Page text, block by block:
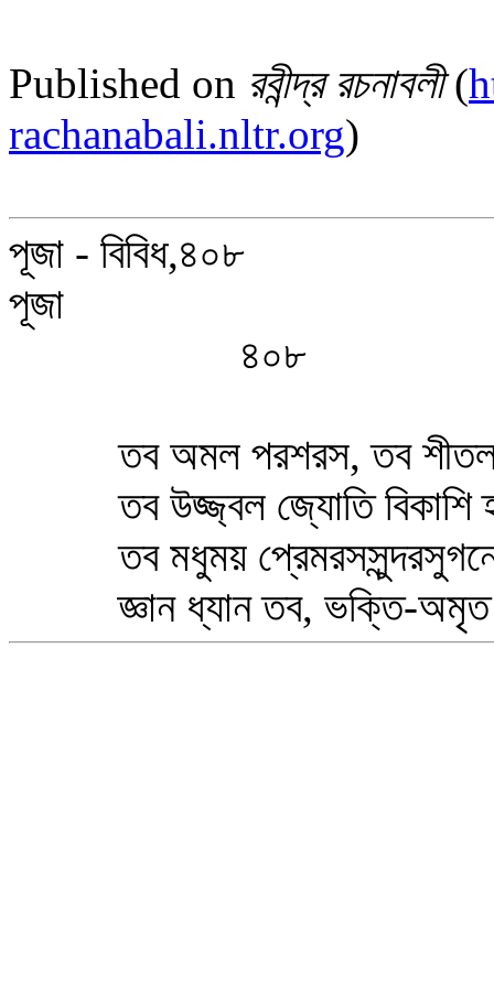
Published on রবীন্দ্র রচনাবলী(
rachanabali.nltr.org)
পূজা - বিবিধ,৪০৮
পূজা
৪০৮
তব অমল পরশরস, তব শীতল
তব উজ্জ্বল জ্যোতি বিকাশি
তব মধুময়
জ্ঞান ধ্যান তব, ভক্তি-অমৃত